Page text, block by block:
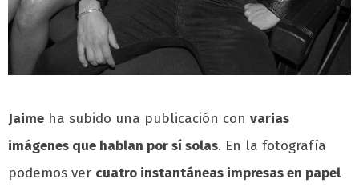
Jaime ha subido una publicación con varias
imágenes que hablan por sí solas. En la fotografía
podemos ver cuatro instantáneas impresas en papel